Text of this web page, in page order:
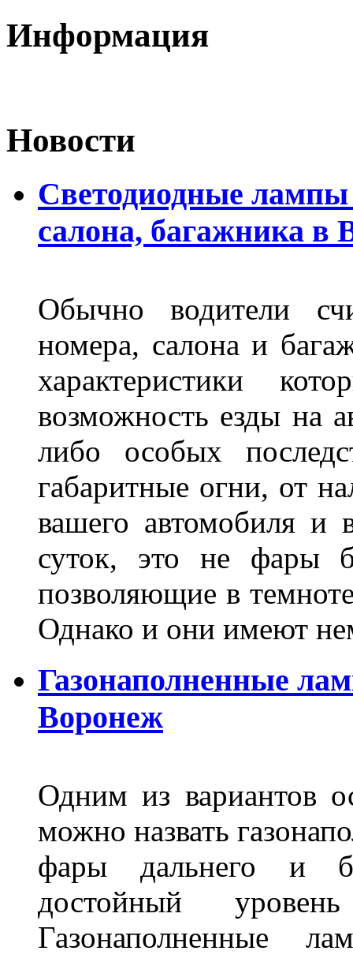
Информация
Новости
Светодиодные лампы
салона, багажника в
Обычно водители
номера, салона и
характеристики
возможность езды на
либо особых
габаритные огни, от
вашего автомобиля и
суток, это не фары
позволяющие в
Однако и они имеют
Газонаполненные
Воронеж
Одним из вариантов
можно назвать
фары дальнего и
достойный
Газонаполненные